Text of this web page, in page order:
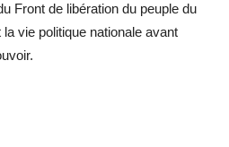
Front de libération du peuple du
vie politique nationale avant